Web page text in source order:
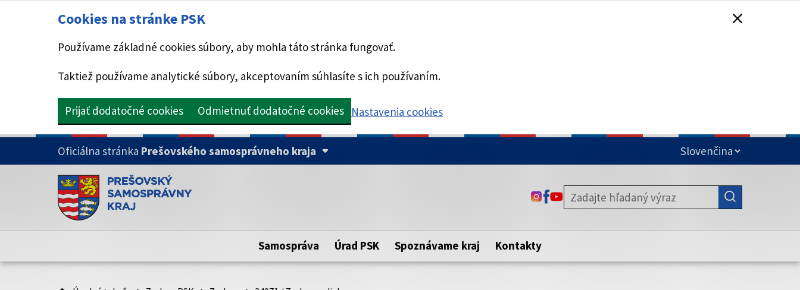
Cookies na stránke PSK
Používame základné cookies súbory, aby mohla táto stránka fungovať.
Taktiež používame analytické súbory, akceptovaním súhlasíte s ich používaním.
Prijať dodatočné cookies Odmietnuť dodatočné cookies Nastavenia cookies
PRESKOČIŤ NA HLAVNÝ OBSAH
Oficiálna stránka Prešovského samosprávneho kraja
Doména psk.sk je oficiálna
Toto je oficiálna webová stránka Prešovského samosprávneho kraja.
Táto stránka je zabezpečená
zabezpečenú webovú stránku. Zabezpečená stránka vždy začína
https:// pred názvom domény webového sídla.
ODKAZ SA OTVORÍ NA NOVEJ KARTE
ODKAZ SA OTVORÍ NA NOVEJ KARTE
ODKAZ SA OTVORÍ NA NOVEJ KARTE
Samospráva Úrad PSK Spoznávame kraj Kontakty